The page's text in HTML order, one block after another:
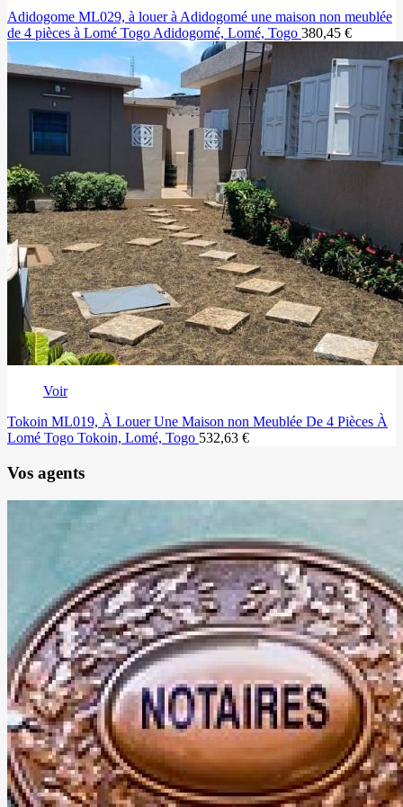
Adidogome ML029, à louer à Adidogomé une maison non meublée
de 4 pièces à Lomé Togo Adidogomé, Lomé, Togo 380,45 €
Voir
Tokoin ML019, À Louer Une Maison non Meublée De 4 Pièces À
Lomé Togo Tokoin, Lomé, Togo 532,63 €
Vos agents